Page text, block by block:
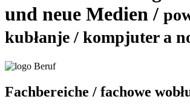
und neue Medien/
kubłanje / kompjuter a
Fachbereiche / fachowe